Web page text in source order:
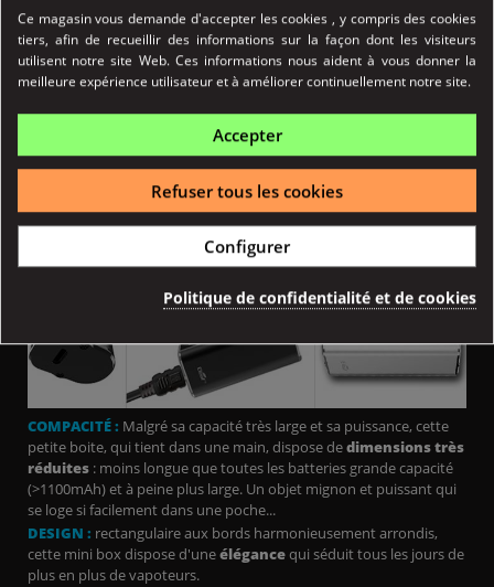
Rechargement aisé par simple chargeur micro-USB
pass-
through. Cela signifie donc que l'
Istick TC 40 est
rechargeable
en utilisation
. Plus besoin de chargeur EGO dédié puisqu'un
simple chargeur de téléphone portable courant (micro-usb) suffira
à la recharger.
Indication du niveau de batterie(jauge de batterie) au travers
de l'écran LCD pour toujours savoir où l'on en est de l'état de
charge.
à peine plus grosse qu'un briquet,sa prise en main est très
réussie
Indication en secondes de la durée de chaque bouffée.
COMPACITÉ : Malgré sa capacité très large et sa puissance, cette
petite boite, qui tient dans une main, dispose dedimensions très
réduites : moins longue que toutes les batteries grande capacité
(>1100mAh) et à peine plus large. Un objet mignon et puissant qui
se loge si facilement dans une poche...
DESIGN : rectangulaire aux bords harmonieusement arrondis,
cette mini box dispose d'uneélégancequi séduit tous les jours de
plus en plus de vapoteurs.
Ce magasin vous demande d'accepter les cookies , y compris des cookies
tiers, afin de recueillir des informations sur la façon dont les visiteurs
utilisent notre site Web. Ces informations nous aident à vous donner la
meilleure expérience utilisateur et à améliorer continuellement notre site.
Accepter
Refuser tous les cookies
Configurer
Politique de confidentialité et de cookies